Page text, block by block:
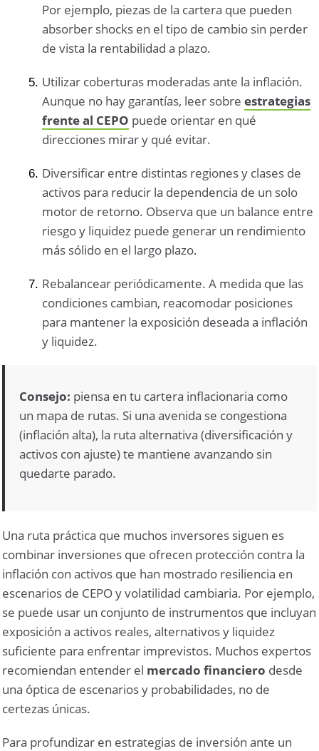
Por ejemplo, piezas de la cartera que pueden
absorber shocks en el tipo de cambio sin perder
de vista la rentabilidad a plazo.
Utilizar coberturas moderadas ante la inflación.
Aunque no hay garantías, leer sobreestrategias
frente al CEPO puede orientar en qué
direcciones mirar y qué evitar.
Diversificar entre distintas regiones y clases de
activos para reducir la dependencia de un solo
motor de retorno. Observa que un balance entre
riesgo y liquidez puede generar un rendimiento
más sólido en el largo plazo.
Rebalancear periódicamente. A medida que las
condiciones cambian, reacomodar posiciones
para mantener la exposición deseada a inflación
y liquidez.
Consejo: piensa en tu cartera inflacionaria como
un mapa de rutas. Si una avenida se congestiona
(inflación alta), la ruta alternativa (diversificación y
activos con ajuste) te mantiene avanzando sin
quedarte parado.
Una ruta práctica que muchos inversores siguen es
combinar inversiones que ofrecen protección contra la
inflación con activos que han mostrado resiliencia en
escenarios de CEPO y volatilidad cambiaria. Por ejemplo,
se puede usar un conjunto de instrumentos que incluyan
exposición a activos reales, alternativos y liquidez
suficiente para enfrentar imprevistos. Muchos expertos
recomiendan entender el mercado financiero desde
una óptica de escenarios y probabilidades, no de
certezas únicas.
Para profundizar en estrategias de inversión ante un